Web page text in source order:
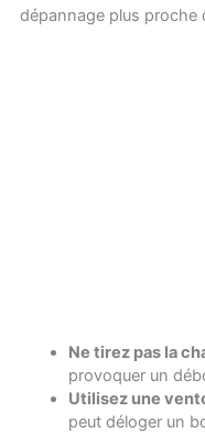
dépannage plus proche
Ne tirez pas la
provoquer un
Utilisez une
peut déloger un